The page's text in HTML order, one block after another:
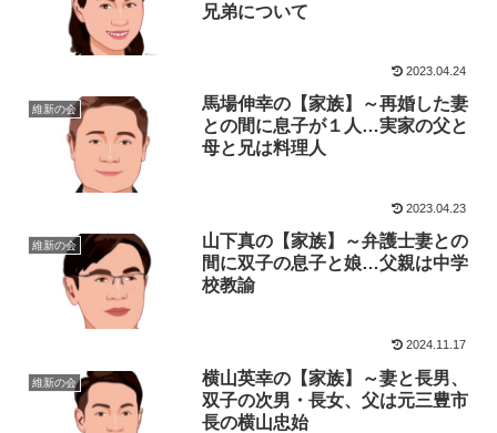
兄弟について
2023.04.24
維新の会
馬場伸幸の【家族】～再婚した妻
との間に息子が１人…実家の父と
母と兄は料理人
2023.04.23
維新の会
山下真の【家族】～弁護士妻との
間に双子の息子と娘…父親は中学
校教諭
2024.11.17
維新の会
横山英幸の【家族】～妻と長男、
双子の次男・長女、父は元三豊市
長の横山忠始